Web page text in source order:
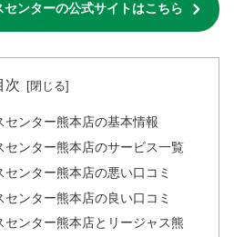
ンターの公式サイトはこちら
次
センター熊本店の基本情報
センター熊本店のサービス一覧
ンター熊本店の悪い口コミ
ンター熊本店の良い口コミ
センター熊本店とリージャス熊